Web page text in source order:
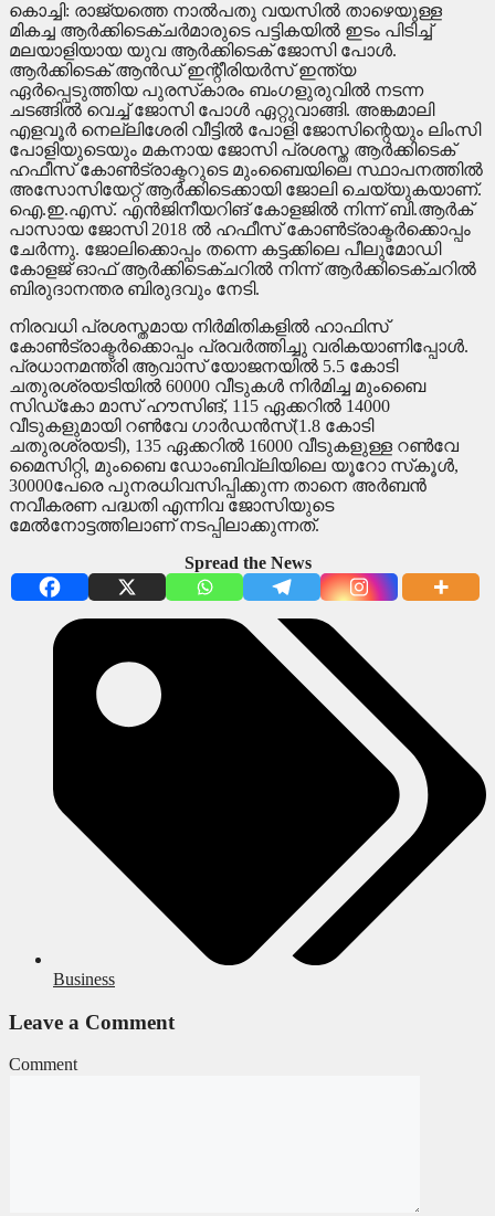
കൊച്ചി: രാജ്യത്തെ നാല്‍പതു വയസില്‍ താഴെയുള്ള
മികച്ച ആര്‍ക്കിടെക്ചര്‍മാരുടെ പട്ടികയില്‍ ഇടം പിടിച്ച്
മലയാളിയായ യുവ ആര്‍ക്കിടെക് ജോസി പോള്‍.
ആര്‍ക്കിടെക് ആന്‍ഡ് ഇന്റീരിയര്‍സ് ഇന്ത്യ
ഏര്‍പ്പെടുത്തിയ പുരസ്‌കാരം ബംഗളുരുവില്‍ നടന്ന
ചടങ്ങില്‍ വെച്ച് ജോസി പോള്‍ ഏറ്റുവാങ്ങി. അങ്കമാലി
എളവൂര്‍ നെല്ലിശേരി വീട്ടില്‍ പോളി ജോസിന്റെയും ലിംസി
പോളിയുടെയും മകനായ ജോസി പ്രശസ്ത ആര്‍ക്കിടെക്
ഹഫീസ് കോണ്‍ട്രാക്ടറുടെ മുംബൈയിലെ സ്ഥാപനത്തില്‍
അസോസിയേറ്റ് ആര്‍ക്കിടെക്കായി ജോലി ചെയ്യുകയാണ്.
ഐ.ഇ.എസ്. എന്‍ജിനീയറിങ് കോളജില്‍ നിന്ന് ബി.ആര്‍ക്
പാസായ ജോസി 2018 ല്‍ ഹഫീസ് കോണ്‍ട്രാക്ടര്‍ക്കൊപ്പം
ചേര്‍ന്നു. ജോലിക്കൊപ്പം തന്നെ കട്ടക്കിലെ പീലുമോഡി
കോളജ് ഓഫ് ആര്‍ക്കിടെക്ചറില്‍ നിന്ന് ആര്‍ക്കിടെക്ചറില്‍
ബിരുദാനന്തര ബിരുദവും നേടി.
നിരവധി പ്രശസ്തമായ നിര്‍മിതികളില്‍ ഹാഫിസ്
കോണ്‍ട്രാക്ടര്‍ക്കൊപ്പം പ്രവര്‍ത്തിച്ചു വരികയാണിപ്പോള്‍.
പ്രധാനമന്ത്രി ആവാസ് യോജനയില്‍ 5.5 കോടി
ചതുരശ്രയടിയില്‍ 60000 വീടുകള്‍ നിര്‍മിച്ച മുംബൈ
സിഡ്കോ മാസ് ഹൗസിങ്, 115 ഏക്കറില്‍ 14000
വീടുകളുമായി റണ്‍വേ ഗാര്‍ഡന്‍സ്(1.8 കോടി
ചതുരശ്രയടി), 135 ഏക്കറില്‍ 16000 വീടുകളുള്ള റണ്‍വേ
മൈസിറ്റി, മുംബൈ ഡോംബിവ്ലിയിലെ യൂറോ സ്‌കൂള്‍,
30000പേരെ പുനരധിവസിപ്പിക്കുന്ന താനെ അര്‍ബന്‍
നവീകരണ പദ്ധതി എന്നിവ ജോസിയുടെ
മേല്‍നോട്ടത്തിലാണ് നടപ്പിലാക്കുന്നത്.
Spread the News
Business
Leave a Comment
Comment